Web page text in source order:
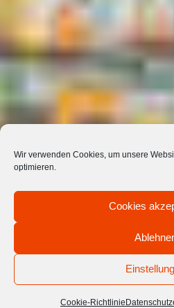
Wir verwenden Cookies, um unsere
optimieren.
Cookies
Cookie-Richtlinie